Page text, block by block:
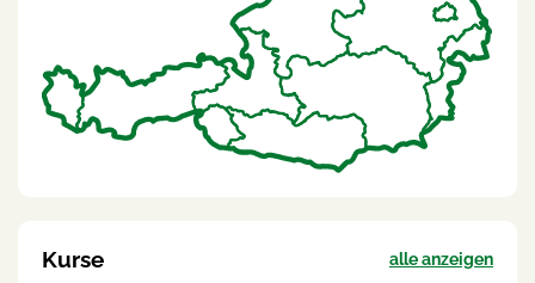
Kurse alle anzeigen